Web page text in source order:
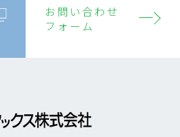
お問い合わせ
フォーム